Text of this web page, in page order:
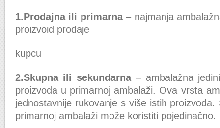
1.Prodajna ili primarna– najmanja
proizvoid prodaje
kupcu
2.Skupna ili sekundarna– ambalažna
proizvoda u primarnoj ambalaži. Ova vrsta
jednostavnije rukovanje s više istih
primarnoj ambalaži može koristiti pojedinačno.